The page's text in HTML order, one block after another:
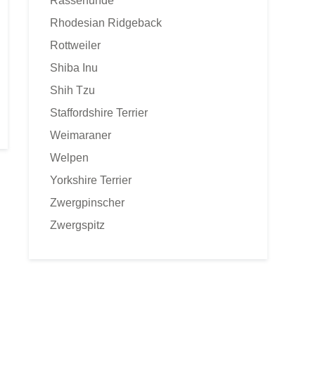
Rhodesian Ridgeback
Rottweiler
Shiba Inu
Shih Tzu
Staffordshire Terrier
Weimaraner
Welpen
Yorkshire Terrier
Zwergpinscher
Zwergspitz